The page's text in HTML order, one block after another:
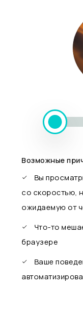
Возможные
Вы
со скоростью,
ожидаемую от
Что-то
браузере
Ваше